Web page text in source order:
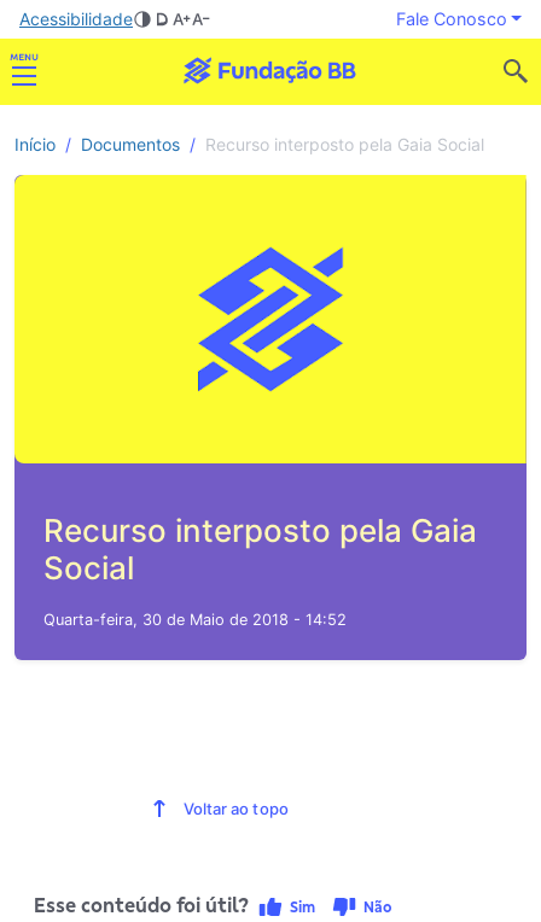
Acessibilidade Fale Conosco
Início Documentos Recurso interposto pela Gaia Social
Recurso interposto pela Gaia
Social
Quarta-feira, 30 de Maio de 2018 - 14:52
Voltar ao topo
Esse conteúdo foi útil? Sim Não